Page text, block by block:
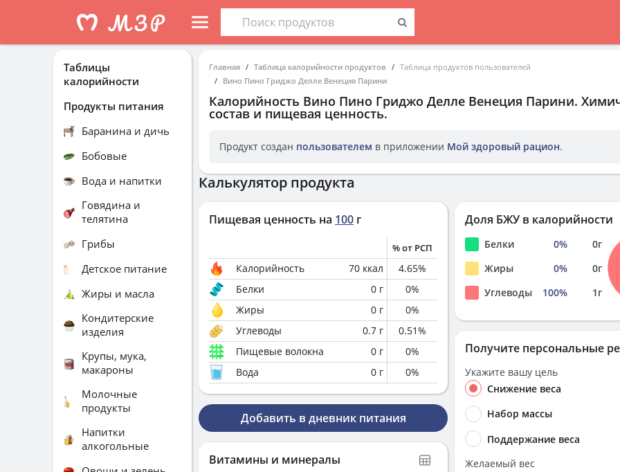
Главная Таблица калорийности продуктов
Таблица продуктов пользователей
Вино Пино Гриджо Делле Венеция Парини
Калорийность Вино Пино Гриджо Делле Венеция Парини.
состав и пищевая ценность.
Продукт создан пользователем в приложении Мой здоровый рацион.
Калькулятор продукта
Пищевая ценность на 100 г
% от РСП
Калорийность 70 ккал 4.65%
Белки
0 г 0%
Жиры
0 г 0%
Углеводы
0.7 г 0.51%
Пищевые волокна
0 г 0%
Вода
0 г 0%
Добавить в дневник питания
Витамины и минералы
Доля БЖУ в калорийности
Белки 0% 0г
Жиры
0% 0г
Углеводы
100% 1г
Получите персональные
Укажите вашу цель
Снижение веса
Набор массы
Поддержание веса
Желаемый вес
Таблицы
калорийности
Продукты питания
Баранина и дичь
Бобовые
Вода и напитки
Говядина и
телятина
Грибы
Детское питание
Жиры и масла
Кондитерские
изделия
Крупы, мука,
макароны
Молочные
продукты
Напитки
алкогольные